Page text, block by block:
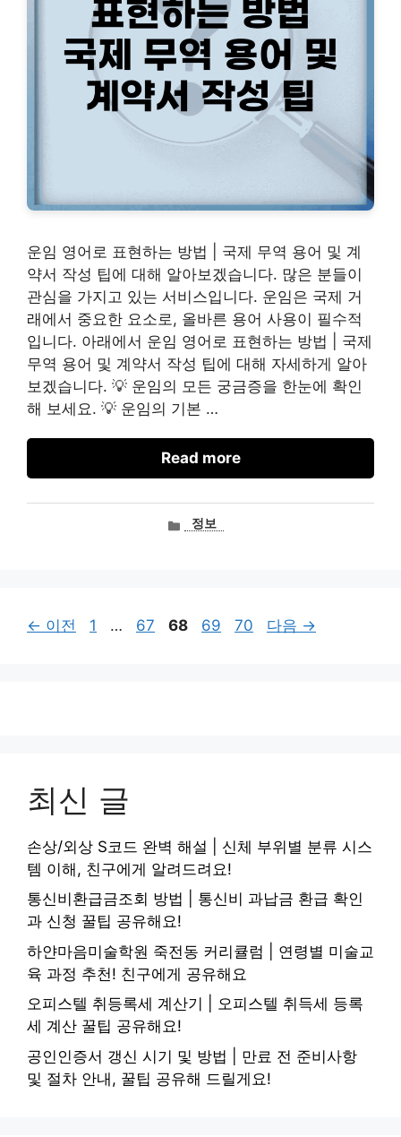
운임 영어로 표현하는 방법 | 국제 무역 용어 및 계
약서 작성 팁에 대해 알아보겠습니다. 많은 분들이
관심을 가지고 있는 서비스입니다. 운임은 국제 거
래에서 중요한 요소로, 올바른 용어 사용이 필수적
입니다. 아래에서 운임 영어로 표현하는 방법 | 국제
무역 용어 및 계약서 작성 팁에 대해 자세하게 알아
보겠습니다. 💡 운임의 모든 궁금증을 한눈에 확인
해 보세요. 💡 운임의 기본 …
Read more
카정보
← 이전
페
1 …
페
67
페
68
페
69
페
70 다음 →
최신 글
손상/외상 S코드 완벽 해설 | 신체 부위별 분류 시스
템 이해, 친구에게 알려드려요!
통신비환급금조회 방법 | 통신비 과납금 환급 확인
과 신청 꿀팁 공유해요!
하얀마음미술학원 죽전동 커리큘럼 | 연령별 미술교
육 과정 추천! 친구에게 공유해요
오피스텔 취등록세 계산기 | 오피스텔 취득세 등록
세 계산 꿀팁 공유해요!
공인인증서 갱신 시기 및 방법 | 만료 전 준비사항
및 절차 안내, 꿀팁 공유해 드릴게요!